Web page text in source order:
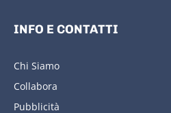
INFO E CONTATTI
Chi Siamo
Collabora
Pubblicità